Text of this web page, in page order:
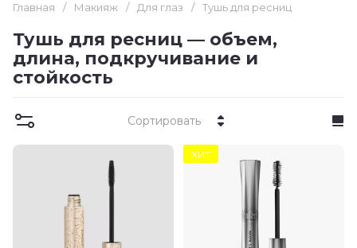
Главная / Макияж / Для глаз / Тушь для ресниц
Тушь для ресниц — объем,
длина, подкручивание и
стойкость
Сортировать
ХИТ